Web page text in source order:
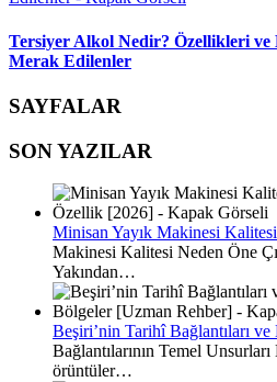
Tersiyer Alkol Nedir? Özellikleri ve
Merak Edilenler
SAYFALAR
SON YAZILAR
Minisan Yayık Makinesi
Makinesi Kalitesi Neden Öne
Yakından…
Beşiri’nin Tarihî Bağlantıları ve
Bağlantılarının Temel
örüntüler…